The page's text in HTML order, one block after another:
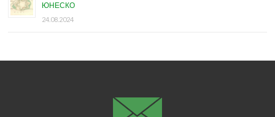
ЮНЕСКО
24.08.2024